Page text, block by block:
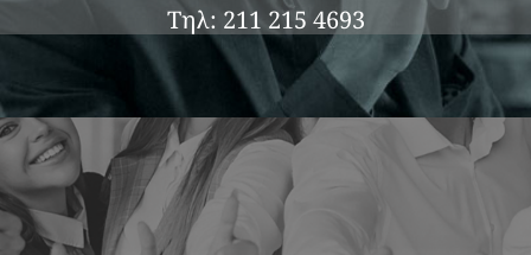
Τηλ: 211 215 4693